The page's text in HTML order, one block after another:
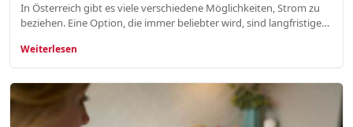
In Österreich gibt es viele verschiedene Möglichkeiten, Strom zu
beziehen. Eine Option, die immer beliebter wird, sind langfristige…
Weiterlesen